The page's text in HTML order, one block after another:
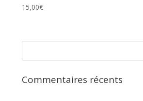
15,00€
Commentaires récents